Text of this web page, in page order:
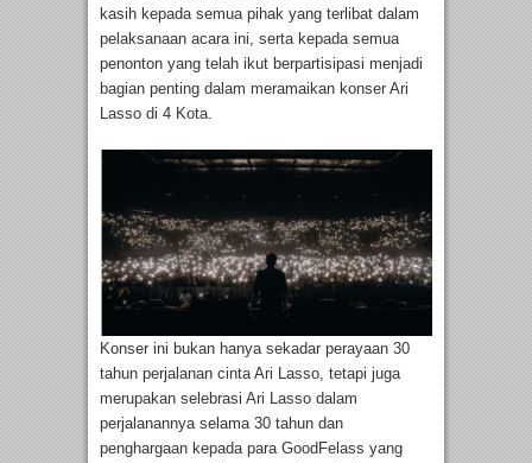
kasih kepada semua pihak yang terlibat dalam
pelaksanaan acara ini, serta kepada semua
penonton yang telah ikut berpartisipasi menjadi
bagian penting dalam meramaikan konser Ari
Lasso di 4 Kota.
Konser ini bukan hanya sekadar perayaan 30
tahun perjalanan cinta Ari Lasso, tetapi juga
merupakan selebrasi Ari Lasso dalam
perjalanannya selama 30 tahun dan
penghargaan kepada para GoodFelass yang